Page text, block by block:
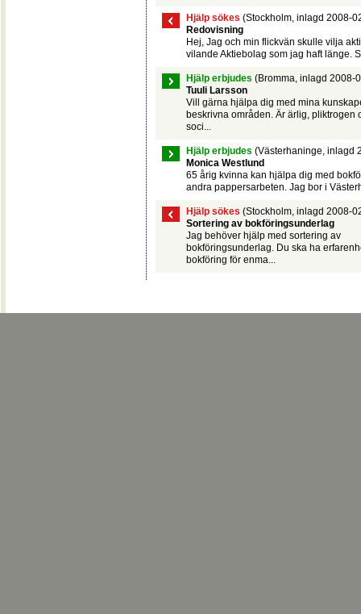
Hjälp sökes (Stockholm, inlagd 2008-
Redovisning
Hej, Jag och min flickvän skulle vilja
vilande Aktiebolag som jag haft länge.
Hjälp erbjudes (Bromma, inlagd 2008-
Tuuli Larsson
Vill gärna hjälpa dig med mina
beskrivna områden. Är ärlig, pliktrogen
soci...
Hjälp erbjudes (Västerhaninge, inlagd
Monica Westlund
65 årig kvinna kan hjälpa dig med
andra pappersarbeten. Jag bor i
Hjälp sökes (Stockholm, inlagd 2008-
Sortering av bokföringsunderlag
Jag behöver hjälp med sortering av
bokföringsunderlag. Du ska ha
bokföring för enma...